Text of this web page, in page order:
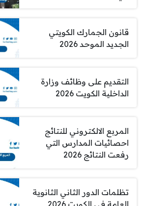
قانون الجمارك الكويتي
الجديد الموحد 2026
التقديم على وظائف وزارة
الداخلية الكويت 2026
المربع الالكتروني للنتائج
احصائيات المدارس التي
رفعت النتائج 2026
تظلمات الدور الثاني الثانوية
العامة في الكويت 2026